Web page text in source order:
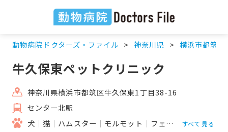
動物病院ドクターズ・ファイル 神奈川県 横浜市都筑区
牛久保東ペットクリニック
神奈川県横浜市都筑区牛久保東1丁目38-16
センター北駅
犬
猫 ハムスター モルモット フェレット うさぎ
すべて見る